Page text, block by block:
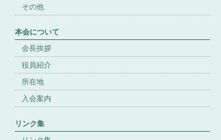
その他
本会について
会長挨拶
役員紹介
所在地
入会案内
リンク集